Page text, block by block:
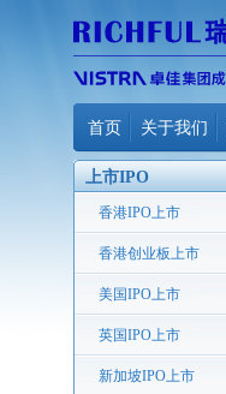
首页 关于我们
上市IPO
香港IPO上市
香港创业板上市
美国IPO上市
英国IPO上市
新加坡IPO上市